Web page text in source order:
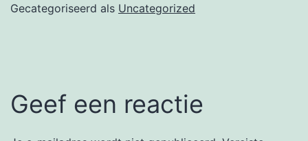
Gecategoriseerd als Uncategorized
Geef een reactie